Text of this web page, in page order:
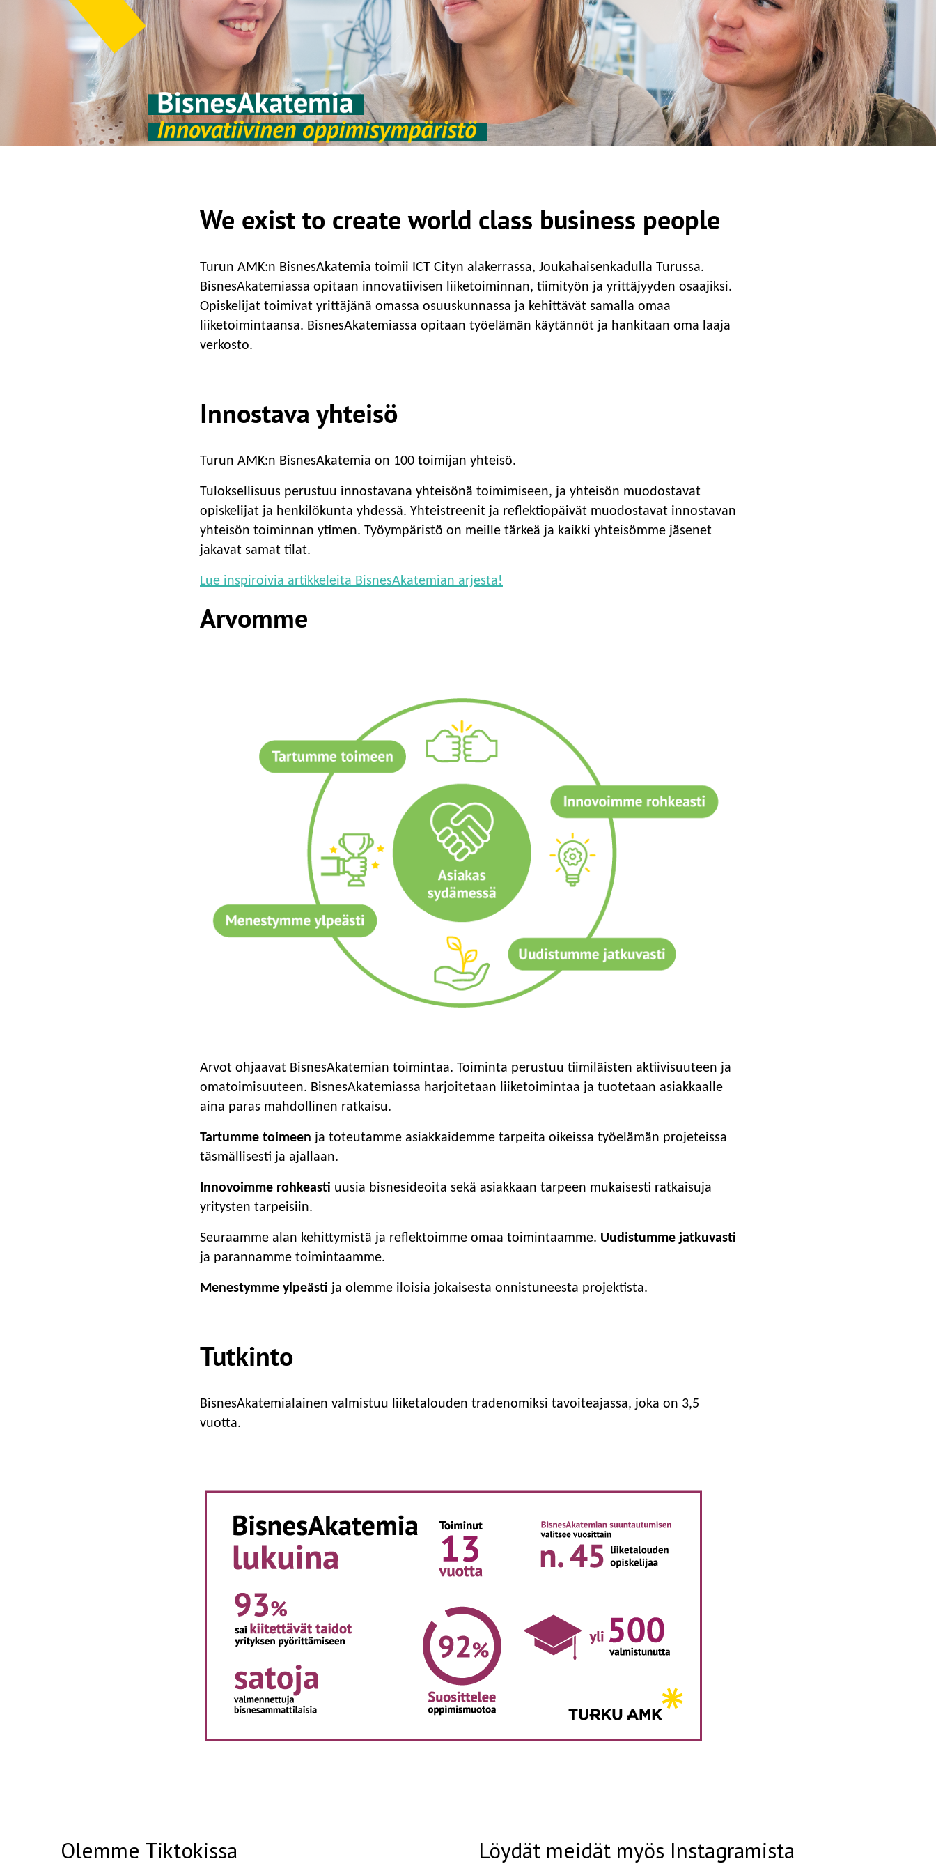
We exist to create world class business people
Turun AMK:n BisnesAkatemia toimii ICT Cityn alakerrassa, Joukahaisenkadulla Turussa.
BisnesAkatemiassa opitaan innovatiivisen liiketoiminnan, tiimityön ja yrittäjyyden osaajiksi.
Opiskelijat toimivat yrittäjänä omassa osuuskunnassa ja kehittävät samalla omaa
liiketoimintaansa. BisnesAkatemiassa opitaan työelämän käytännöt ja hankitaan oma laaja
verkosto.
Innostava yhteisö
Turun AMK:n BisnesAkatemia on 100 toimijan yhteisö.
Tuloksellisuus perustuu innostavana yhteisönä toimimiseen, ja yhteisön muodostavat
opiskelijat ja henkilökunta yhdessä. Yhteistreenit ja reflektiopäivät muodostavat innostavan
yhteisön toiminnan ytimen. Työympäristö on meille tärkeä ja kaikki yhteisömme jäsenet
jakavat samat tilat.
Lue inspiroivia artikkeleita BisnesAkatemian arjesta!
Arvomme
Arvot ohjaavat BisnesAkatemian toimintaa. Toiminta perustuu tiimiläisten aktiivisuuteen ja
omatoimisuuteen. BisnesAkatemiassa harjoitetaan liiketoimintaa ja tuotetaan asiakkaalle
aina paras mahdollinen ratkaisu.
Tartumme toimeen ja toteutamme asiakkaidemme tarpeita oikeissa työelämän projeteissa
täsmällisesti ja ajallaan.
Innovoimme rohkeasti uusia bisnesideoita sekä asiakkaan tarpeen mukaisesti ratkaisuja
yritysten tarpeisiin.
Seuraamme alan kehittymistä ja reflektoimme omaa toimintaamme. Uudistumme jatkuvasti
ja parannamme toimintaamme.
Menestymme ylpeästi ja olemme iloisia jokaisesta onnistuneesta projektista.
Tutkinto
BisnesAkatemialainen valmistuu liiketalouden tradenomiksi tavoiteajassa, joka on 3,5
vuotta.
Olemme Tiktokissa Löydät meidät myös Instagramista